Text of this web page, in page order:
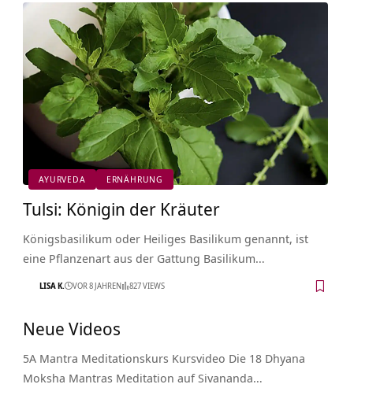
AYURVEDA ERNÄHRUNG
Tulsi: Königin der Kräuter
Königsbasilikum oder Heiliges Basilikum genannt, ist
eine Pflanzenart aus der Gattung Basilikum…
LISA K. VOR 8 JAHREN 827 VIEWS
Neue Videos
5A Mantra Meditationskurs Kursvideo Die 18 Dhyana
Moksha Mantras Meditation auf Sivananda…